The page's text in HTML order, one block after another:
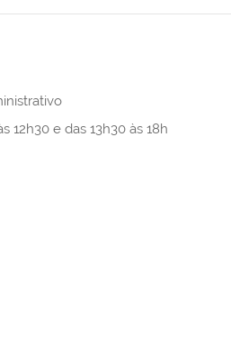
12h30 e das 13h30 às 18h